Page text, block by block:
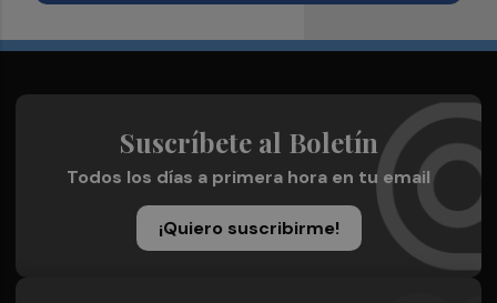
Suscríbete al Boletín
Todos los días a primera hora en tu email
¡Quiero suscribirme!